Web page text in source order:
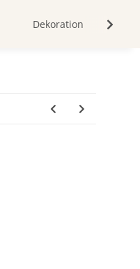
Dekoration